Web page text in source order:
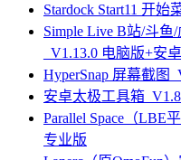
Stardock Start11 开
Simple Live B站/斗
_V1.13.0 电脑版+安
HyperSnap 屏幕截图
安卓太极工具箱
Parallel Space（LBE
专业版